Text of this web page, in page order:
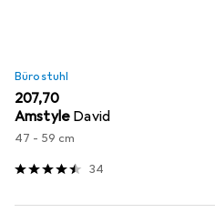
Bürostuhl
EUR
207,70
Amstyle David
47 - 59 cm
34